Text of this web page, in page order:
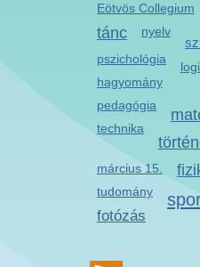
Eötvös Collegium
tánc nyelv
pszichológia
hagyomány
pedagógia
technika
március 15.
tudomány
fotózás